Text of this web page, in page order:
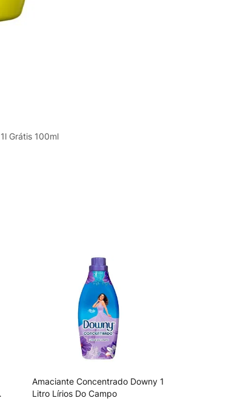
Grátis 100ml
Amaciante Concentrado Downy 1
Litro Lírios Do Campo